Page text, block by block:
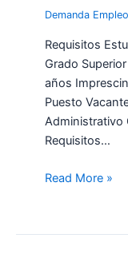
Demanda Empleo
Requisitos
Grado
años
Puesto
Administrativo
Requisitos…
Read More »